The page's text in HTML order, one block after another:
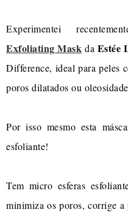
Experimentei
Exfoliating Mask da Estée
Difference, ideal para peles
poros dilatados ou
Por isso mesmo esta
esfoliante!
Tem micro esferas
minimiza os poros, corrige a